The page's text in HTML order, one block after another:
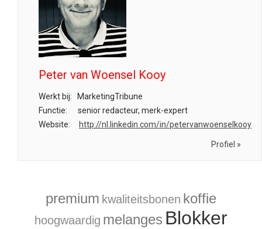
Peter van Woensel Kooy
Werkt bij:
MarketingTribune
Functie:
senior redacteur, merk-expert
Website:
http://nl.linkedin.com/in/petervanwoenselkooy
Profiel »
premium kwaliteitsbonen koffie
hoogwaardig melanges Blokker